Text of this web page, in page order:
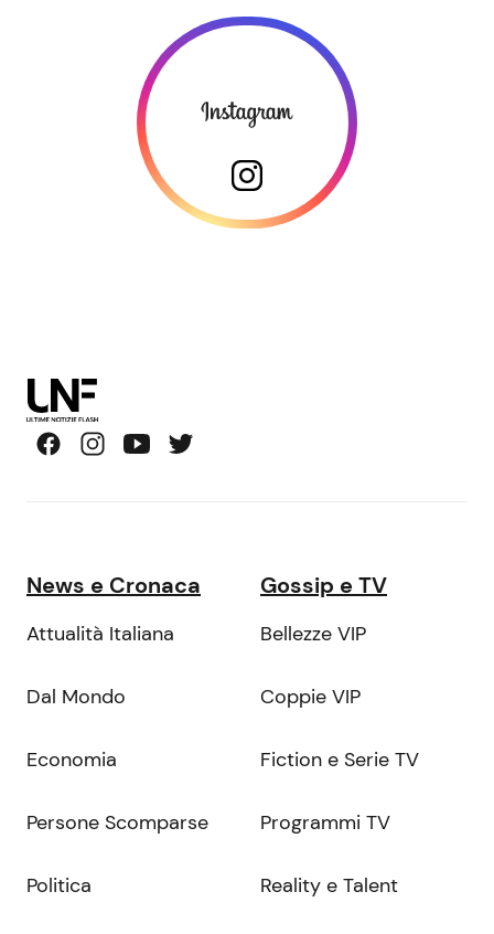
News e Cronaca
Attualità Italiana
Dal Mondo
Economia
Persone Scomparse
Politica
Gossip e TV
Bellezze VIP
Coppie VIP
Fiction e Serie TV
Programmi TV
Reality e Talent